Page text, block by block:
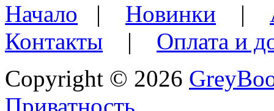
Начало | Новинки |
Контакты | Оплата и
Copyright © 2026